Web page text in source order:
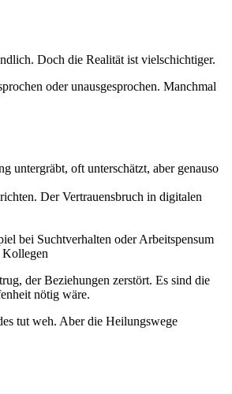
Doch die Realität ist vielschichtiger.
oder unausgesprochen. Manchmal
untergräbt, oft unterschätzt, aber genauso
Der Vertrauensbruch in digitalen
bei Suchtverhalten oder Arbeitspensum
Kollegen
der Beziehungen zerstört. Es sind die
nötig wäre.
tut weh. Aber die Heilungswege